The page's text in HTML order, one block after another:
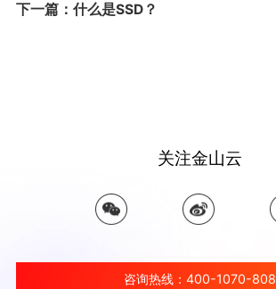
下一篇：什么是SSD？
关注金山云
咨询热线：400-1070-808